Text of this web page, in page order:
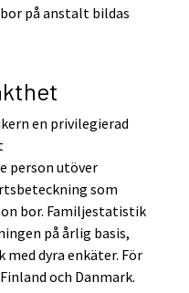
på anstalt bildas
en privilegierad
person utöver
som
bor. Familjestatistik
på årlig basis,
dyra enkäter. För
och Danmark.